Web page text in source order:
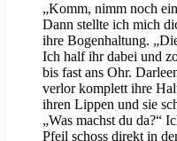
„Komm, nimm noch
Dann stellte ich mich
ihre Bogenhaltung.
Ich half ihr dabei und
bis fast ans Ohr.
verlor komplett ihre
ihren Lippen und sie
„Was machst du da?“
Pfeil schoss direkt in